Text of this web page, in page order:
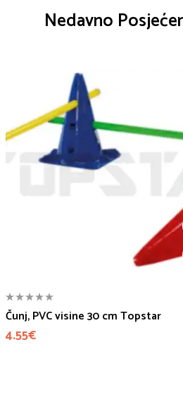
Nedavno
Čunj, PVC visine 30 cm Topstar
4.55€